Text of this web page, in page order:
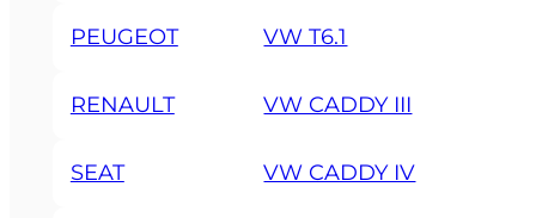
PEUGEOT
RENAULT
SEAT
VW T6.1
VW CADDY III
VW CADDY IV